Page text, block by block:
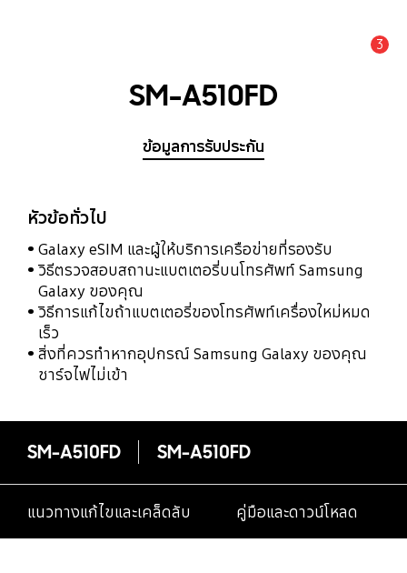
3
SM-A510FD
ข้อมูลการรับประกัน
หัวข้อทั่วไป
Galaxy eSIM และผู้ให้บริการเครือข่ายที่รองรับ
วิธีตรวจสอบสถานะแบตเตอรี่บนโทรศัพท์ Samsung
Galaxy ของคุณ
วิธีการแก้ไขถ้าแบตเตอรี่ของโทรศัพท์เครื่องใหม่หมด
เร็ว
สิ่งที่ควรทำหากอุปกรณ์ Samsung Galaxy ของคุณ
ชาร์จไฟไม่เข้า
SM-A510FD SM-A510FD
แนวทางแก้ไขและเคล็ดลับ คู่มือและดาวน์โหลด